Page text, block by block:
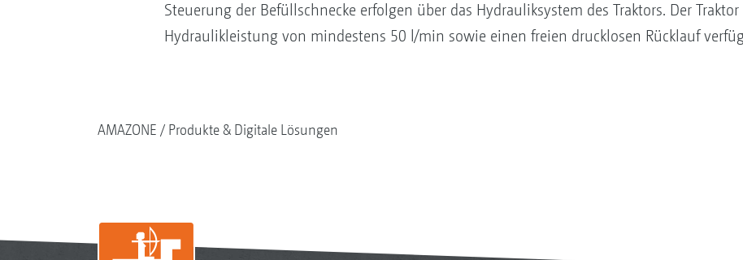
Steuerung der Befüllschnecke erfolgen über das Hydrauliksystem des Traktors. Der
Hydraulikleistung von mindestens 50 l/min sowie einen freien drucklosen Rücklauf
AMAZONE Produkte & Digitale Lösungen